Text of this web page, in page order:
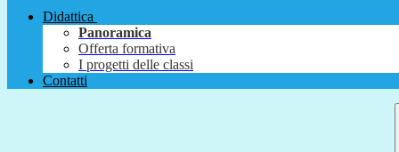
Didattica
Panoramica
Offerta formativa
I progetti delle classi
Contatti